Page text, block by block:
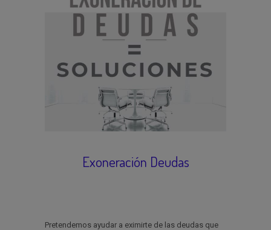
Exoneración Deudas
Pretendemos ayudar a eximirte de las deudas que